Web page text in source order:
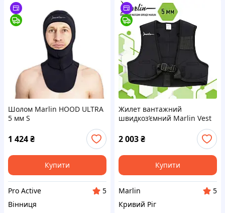
Шолом Marlin HOOD ULTRA
5 мм S
1 424₴
Купити
Pro Active
5
Вінниця
Жилет вантажний
швидкоз’ємний Marlin Vest
полювання
2 003₴
Купити
Marlin
5
Кривий Ріг